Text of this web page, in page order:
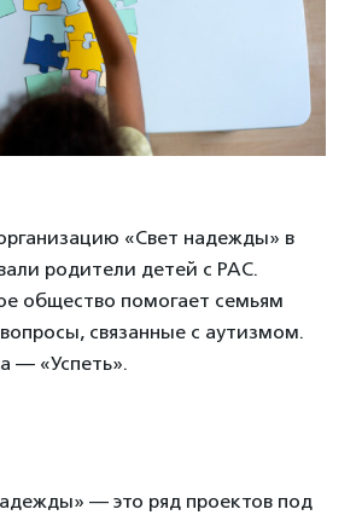
«Свет надежды» в
родители детей с РАС.
общество помогает семьям
связанные с аутизмом.
— «Успеть».
— это ряд проектов под